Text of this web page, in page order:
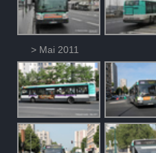
> Mai 2011